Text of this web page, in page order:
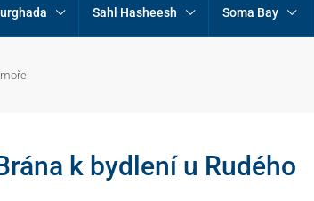
Sahl Hasheesh Soma Bay
k bydlení u Rudého